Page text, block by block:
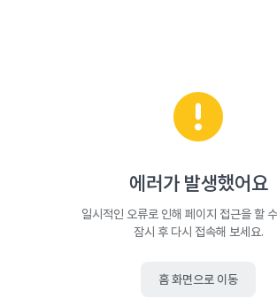
에러가 발생했어요
일시적인 오류로 인해 페이지 접근을 할
잠시 후 다시 접속해 보세요.
홈 화면으로 이동